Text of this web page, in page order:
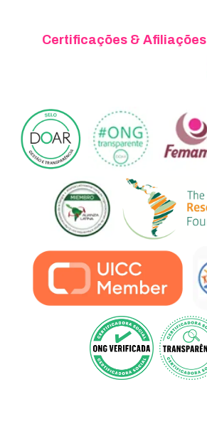
Certificações & Afiliações